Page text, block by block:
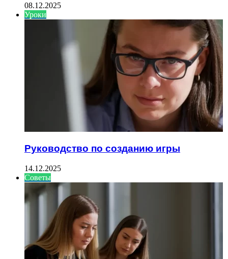
08.12.2025
Уроки
Руководство по созданию игры
14.12.2025
Советы